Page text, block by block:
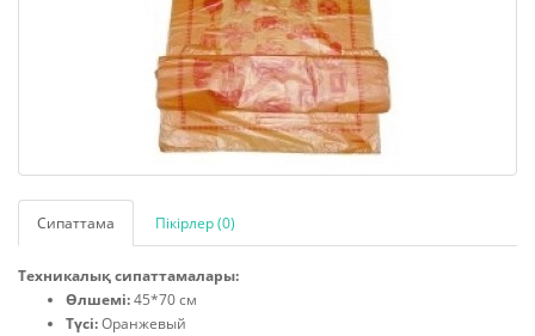
Сипаттама Пікірлер (0)
Техникалық сипаттамалары:
Өлшемі:45*70 см
Түсі:Оранжевый